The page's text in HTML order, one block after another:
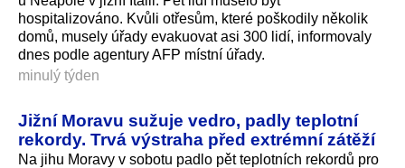
hospitalizováno. Kvůli otřesům, které poškodily několik
domů, musely úřady evakuovat asi 300 lidí, informovaly
dnes podle agentury AFP místní úřady.
minulý týden
Jižní Moravu sužuje vedro, padly teplotní
rekordy. Trvá výstraha před extrémní zátěží
Na jihu Moravy v sobotu padlo pět teplotních rekordů pro